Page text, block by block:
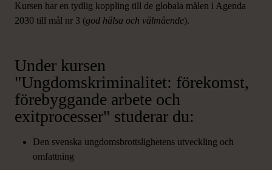
Kursen har en tydlig koppling till de globala målen i Agenda
2030 till mål nr 3 (god hälsa och välmående).
Under kursen
"Ungdomskriminalitet: förekomst,
förebyggande arbete och
exitprocesser" studerar du:
Den svenska ungdomsbrottslighetens utveckling och
omfattning